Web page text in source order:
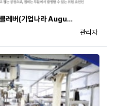
클레버(기업나라 Augu…
등록자
관리자